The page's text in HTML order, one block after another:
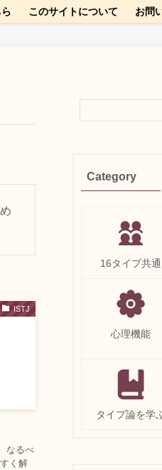
このサイトについて お問
ISTJ
なるべ
く解
Category
16タイプ共通
心理機能
タイプ論を学